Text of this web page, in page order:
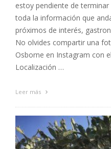
estoy pendiente de
toda la información que
próximos de interés,
No olvides compartir una
Osborne en Instagram con
Localización …
Leer más